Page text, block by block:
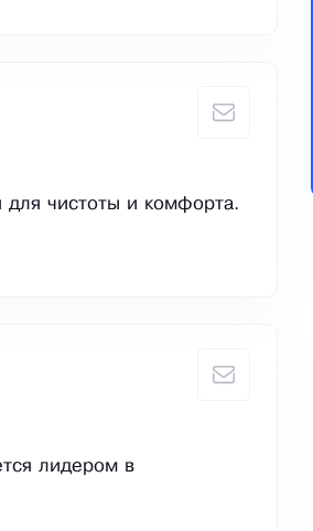
чистоты и комфорта.
лидером в